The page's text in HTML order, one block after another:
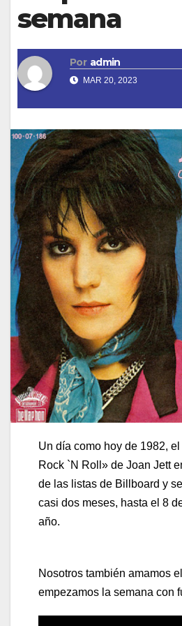
semana
Por admin
MAR 20, 2023
Un día como hoy de 1982,
Rock `N Roll» de Joan Jett
de las listas de Billboard y
casi dos meses, hasta el 8
año.
Nosotros también amamos
empezamos la semana con